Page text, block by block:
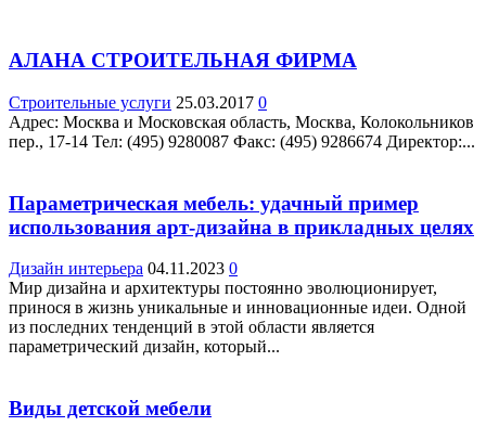
АЛАНА СТРОИТЕЛЬНАЯ ФИРМА
Строительные услуги 25.03.2017 0
Адрес: Москва и Московская область, Москва, Колокольников
пер., 17-14 Teл: (495) 9280087 Факс: (495) 9286674 Директор:...
Параметрическая мебель: удачный пример
использования арт-дизайна в прикладных целях
Дизайн интерьера 04.11.2023 0
Мир дизайна и архитектуры постоянно эволюционирует,
принося в жизнь уникальные и инновационные идеи. Одной
из последних тенденций в этой области является
параметрический дизайн, который...
Виды детской мебели